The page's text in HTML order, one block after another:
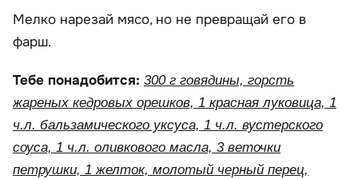
Мелко нарезай мясо, но не превращай его в
фарш.
Тебе понадобится: 300 г говядины, горсть
жареных кедровых орешков, 1 красная луковица, 1
ч.л. бальзамического уксуса, 1 ч.л. вустерского
соуса, 1 ч.л. оливкового масла, 3 веточки
петрушки, 1 желток, молотый черный перец,